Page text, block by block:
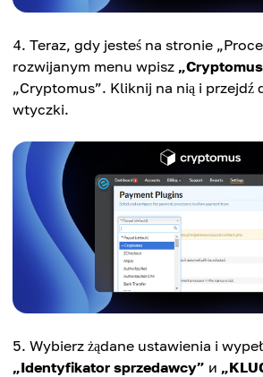
Teraz, gdy jesteś na stronie
rozwijanym menu wpisz
„Cryptomus”. Kliknij na nią i przejdź
wtyczki.
Wybierz żądane ustawienia i
„Identyfikator sprzedawcy” и